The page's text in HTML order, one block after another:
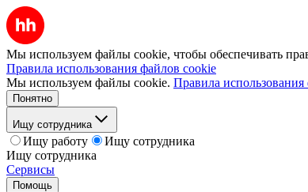
Мы используем файлы cookie, чтобы обеспечивать
Правила использования файлов cookie
Мы используем файлы cookie. Правила
Понятно
Ищу сотрудника
Ищу работу
Ищу сотрудника
Ищу сотрудника
Сервисы
Помощь